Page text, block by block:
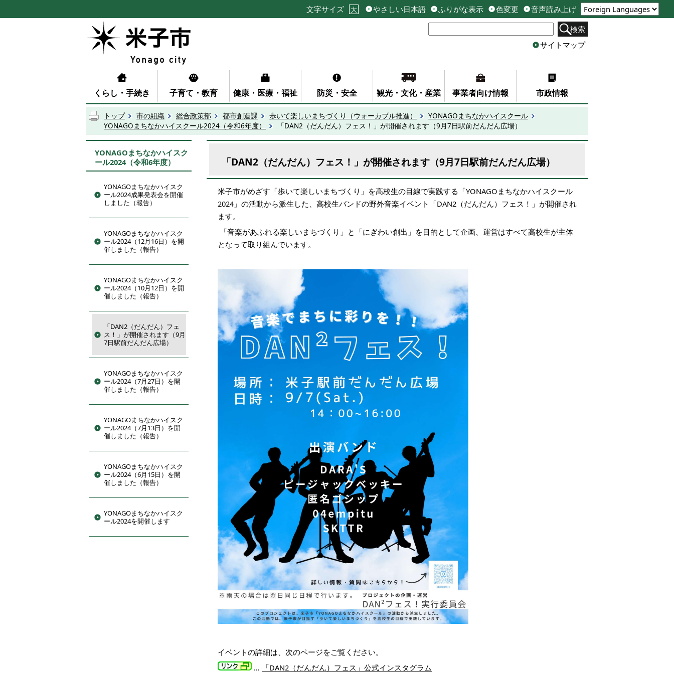
文字サイズ 大 やさしい日本語 ふりがな表示 色変更
音声読み上げ
検索
サイトマップ
くらし・手続き 子育て・教育 健康・医療・福祉 防災・安全 観光・文化・産業 事業者向け情報 市政情報
トップ 市の組織 総合政策部 都市創造課 歩いて楽しいまちづくり（ウォーカブル推進）
YONAGOまちなかハイスクール
YONAGOまちなかハイスクール2024（令和6年度）
「DAN2（だんだん）フェス！」が開催されます（9月7日駅前だんだん広場）
YONAGOまちなかハイスク
ール2024（令和6年度）
YONAGOまちなかハイスク
ール2024成果発表会を開催
しました（報告）
YONAGOまちなかハイスク
ール2024（12月16日）を開
催しました（報告）
YONAGOまちなかハイスク
ール2024（10月12日）を開
催しました（報告）
「DAN2（だんだん）フェ
ス！」が開催されます（9月
7日駅前だんだん広場）
YONAGOまちなかハイスク
ール2024（7月27日）を開
催しました（報告）
YONAGOまちなかハイスク
ール2024（7月13日）を開
催しました（報告）
YONAGOまちなかハイスク
ール2024（6月15日）を開
催しました（報告）
YONAGOまちなかハイスク
ール2024を開催します
「DAN2（だんだん）フェス！」が開催されます（9月7日駅前だんだん広場）
米子市がめざす「歩いて楽しいまちづくり」を高校生の目線で実践する「YONAGOまちなかハイスクール
2024」の活動から派生した、高校生バンドの野外音楽イベント「DAN2（だんだん）フェス！」が開催され
ます。
「音楽があふれる楽しいまちづくり」と「にぎわい創出」を目的として企画、運営はすべて高校生が主体
となって取り組んでいます。
イベントの詳細は、次のページをご覧ください。
…
「DAN2（だんだん）フェス」公式インスタグラム